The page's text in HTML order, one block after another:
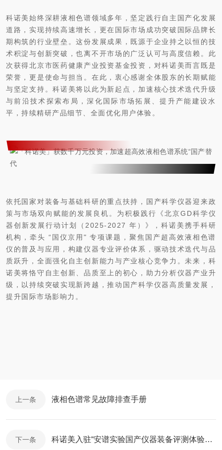
科诺美始终深耕液相色谱领域多年，坚定践行自主国产化发展
道路，实现持续高速增长，更在国际市场成功突破国际品牌长
期构筑的行业壁垒。这份发展成果，既源于企业持之以恒的技
术积淀与创新突破，也离不开市场的广泛认可与高度信赖。此
次获得北京市医药健康产业投资基金投资，对科诺美而言既是
荣誉，更是使命与担当。在此，衷心感谢全体股东的长期赋能
与坚定支持。科诺美将以此为新起点，加速核心技术迭代升级
与前沿技术探索布局，深化国际市场拓展、提升产能建设水
平，持续精研产品细节、全面优化用户体验。
依托国家对装备与基础科研的重点扶持，国产科学仪器迎来政
策与市场双向赋能的发展良机。为积极践行《北京GD科学仪
器创新发展行动计划（2025-2027 年）》，科诺美携手科研
机构，牵头 “国仪京用" 专项课题，聚焦国产超高效液相色谱
仪的普及与应用，构建仪器专业评价体系，驱动技术迭代与品
质跃升，全面强化自主创新能力与产业核心竞争力。未来，科
诺美将恪守自主创新、品质至上的初心，助力分析仪器产业升
级，以持续突破实现新跨越，推动国产科学仪器高质量发展，
提升国际市场影响力。
上一条 液相色谱常见故障排查手册
下一条 科诺美入驻“安谱实验国产仪器装备评测体验平台”